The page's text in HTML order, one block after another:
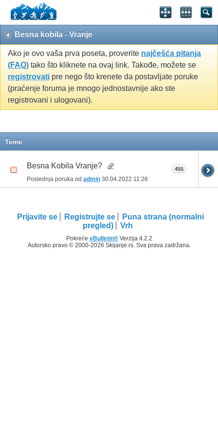
Besna kobila - Vranje
Ako je ovo vaša prva poseta, proverite najčešća pitanja
(FAQ) tako što kliknete na ovaj link. Takođe, možete se
registrovati pre nego što krenete da postavljate poruke
(praćenje foruma je mnogo jednostavnije ako ste
registrovani i ulogovani).
Teme
Besna Kobila Vranje?
Poslednja poruka od admin 30.04.2022 11:26
455
Prijavite se Registrujte se
Puna strana (normalni
pregled)
Vrh
Pokreće vBulletin®Verzija 4.2.2
Autorsko pravo © 2000-2026 Skijanje.rs. Sva prava zadržana.